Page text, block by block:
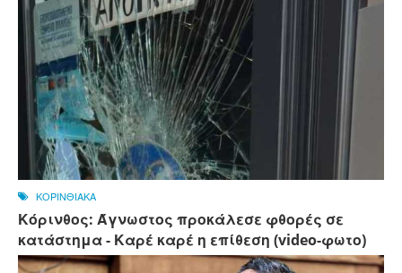
ΚΟΡΙΝΘΙΑΚΑ
Κόρινθος: Άγνωστος προκάλεσε φθορές σε
κατάστημα - Καρέ καρέ η επίθεση (video-φωτο)